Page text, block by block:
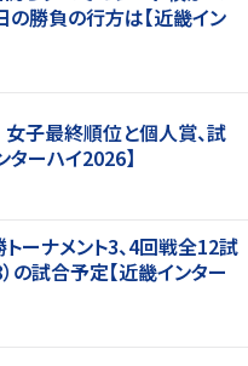
の勝負の行方は【近畿イン
子最終順位と個人賞、試
ーハイ2026】
ーナメント3、4回戦全12試
の試合予定【近畿インター